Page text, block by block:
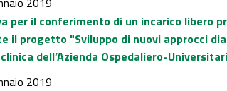
per il conferimento di un incarico libero
il progetto "Sviluppo di nuovi approcci
dell’Azienda Ospedaliero-
2019